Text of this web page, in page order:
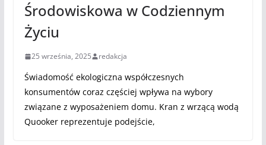
Środowiskowa w Codziennym
Życiu
25 września, 2025 redakcja
Świadomość ekologiczna współczesnych
konsumentów coraz częściej wpływa na wybory
związane z wyposażeniem domu. Kran z wrzącą wodą
Quooker reprezentuje podejście,